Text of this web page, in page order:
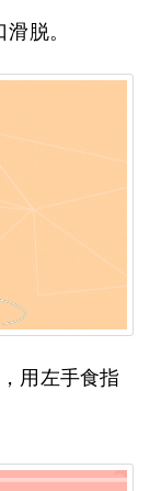
脱。
用左手食指